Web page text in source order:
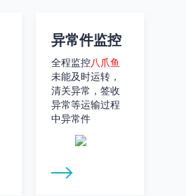
异常件监控
全程监控八爪鱼
未能及时运转，
清关异常，签收
异常等运输过程
中异常件